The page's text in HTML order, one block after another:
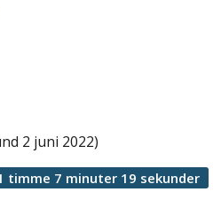
2 juni 2022)
timme 7 minuter 19 sekunder